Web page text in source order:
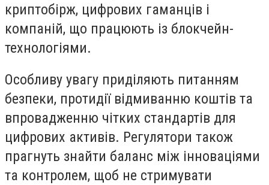
криптобірж, цифрових гаманців і
компаній, що працюють із блокчейн-
технологіями.
Особливу увагу приділяють питанням
безпеки, протидії відмиванню коштів та
впровадженню чітких стандартів для
цифрових активів. Регулятори також
прагнуть знайти баланс між інноваціями
та контролем, щоб не стримувати